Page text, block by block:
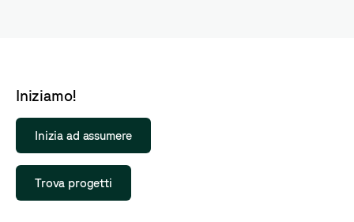
Iniziamo!
Inizia ad assumere
Trova progetti